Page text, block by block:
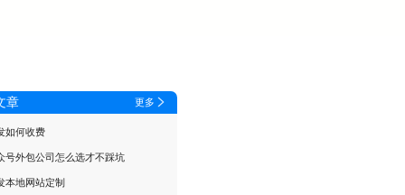
章 更多
如何收费
号外包公司怎么选才不踩坑
本地网站定制